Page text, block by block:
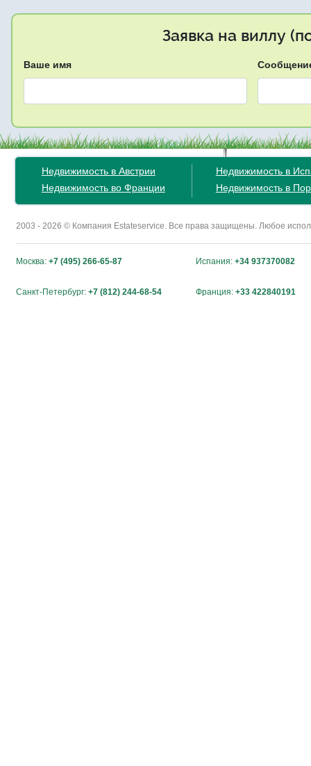
Заявка на виллу
Ваше имя
Недвижимость в Австрии
Недвижимость во Франции
Недвижимость в
Недвижимость в
2003 - 2026 © Компания Estateservice. Все права защищены. Любое
Москва: +7 (495) 266-65-87 Испания: +34 937370082
Санкт-Петербург: +7 (812) 244-68-54 Франция: +33 422840191